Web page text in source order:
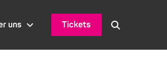
uns Tickets